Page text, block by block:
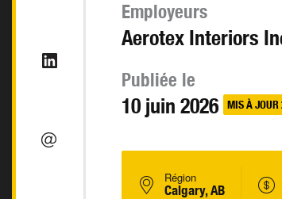
Employeurs
Aerotex Interiors
Publiée le
10 juin 2026 MIS À
Région
Calgary, AB